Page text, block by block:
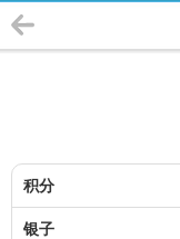
积分
银子